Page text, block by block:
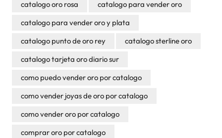
catalogo oro rosa
catalogo para vender oro
catalogo para vender oro y plata
catalogo punto de oro rey
catalogo sterline oro
catalogo tarjeta oro diario sur
como puedo vender oro por catalogo
como vender joyas de oro por catalogo
como vender oro por catalogo
comprar oro por catalogo